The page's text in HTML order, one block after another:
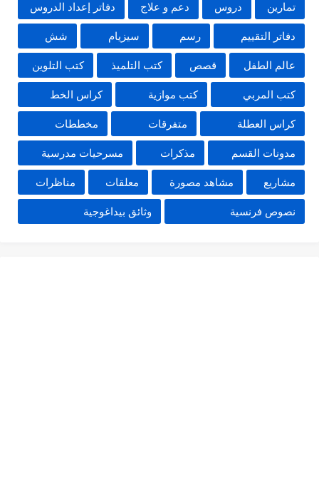
تمارين دروس دعم و علاج دفاتر إعداد الدروس
دفاتر التقييم رسم سيزيام شش
عالم الطفل قصص كتب التلميذ كتب التلوين
كتب المربي كتب موازية كراس الخط
كراس العطلة متفرقات مخططات
مدونات القسم مذكرات مسرحيات مدرسية
مشاريع مشاهد مصورة معلقات مناظرات
نصوص فرنسية وثائق بيداغوجية